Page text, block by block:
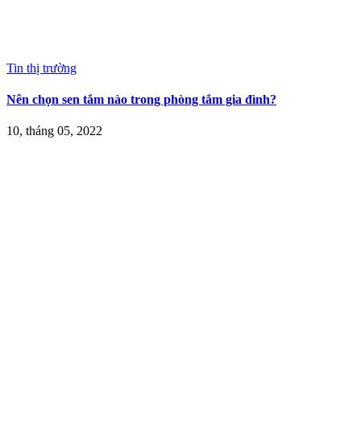
Tin thị trường
Nên chọn sen tắm nào trong phòng tắm gia đình?
10, tháng 05, 2022